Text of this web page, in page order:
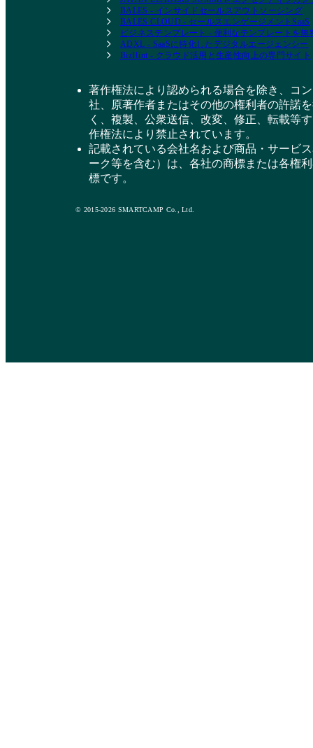
BALES - インサイドセールスアウトソーシング
BALES CLOUD - セールスエンゲージメントSaaS
ビジネステンプレート - 便利なテンプレートを無
ADXL - SaaSに特化したデジタルエージェンシー
BizHint - クラウド活用と生産性向上の専門サイト
著作権法により認められる場合を除き、コ
社、原著作者またはその他の権利者の許諾
く、複製、公衆送信、改変、修正、転載等
作権法により禁止されています。
記載されている会社名および商品・サービ
ーク等を含む）は、各社の商標または各権
標です。
© 2015-2026 SMARTCAMP Co., Ltd.